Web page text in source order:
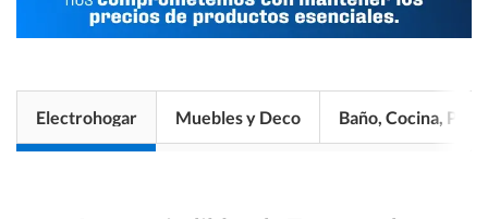
Electrohogar Muebles y Deco Baño, Cocina, Pisos